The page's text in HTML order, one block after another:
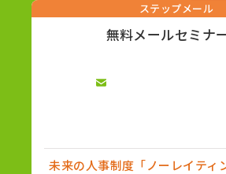
ステップメール
無料メールセミナ
未来の人事制度「ノーレイティ